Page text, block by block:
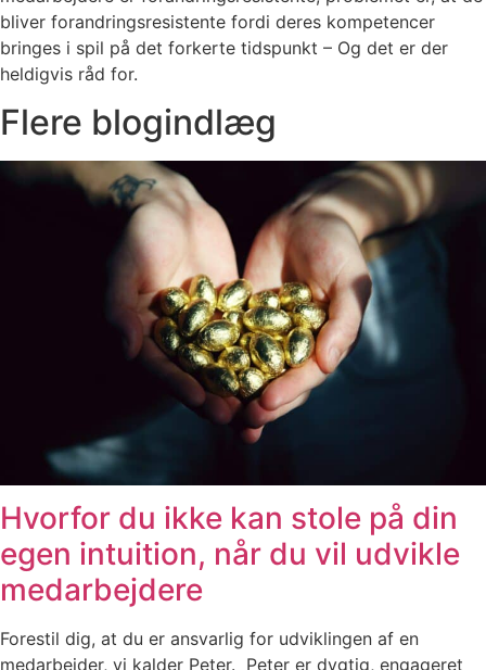
bliver forandringsresistente fordi deres kompetencer
bringes i spil på det forkerte tidspunkt – Og det er der
heldigvis råd for.
Flere blogindlæg
Hvorfor du ikke kan stole på din
egen intuition, når du vil udvikle
medarbejdere
Forestil dig, at du er ansvarlig for udviklingen af en
medarbejder, vi kalder Peter. Peter er dygtig, engageret